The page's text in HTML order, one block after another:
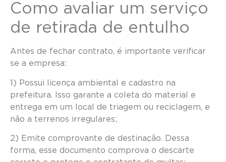
Como avaliar um serviço
de retirada de entulho
Antes de fechar contrato, é importante verificar
se a empresa:
1) Possui licença ambiental e cadastro na
prefeitura. Isso garante a coleta do material e
entrega em um local de triagem ou reciclagem, e
não a terrenos irregulares;
2) Emite comprovante de destinação. Dessa
forma, esse documento comprova o descarte